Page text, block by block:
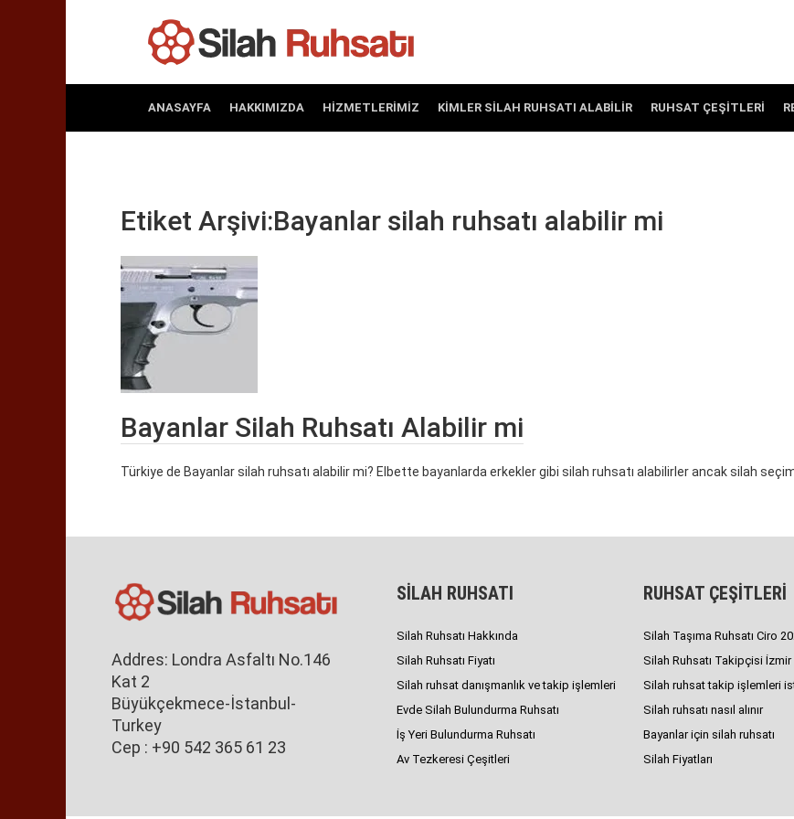
ANASAYFA HAKKIMIZDA HIZMETLERIMIZ KIMLER SILAH RUHSATI ALABILIR RUHSAT ÇEŞITLERI
Etiket Arşivi:Bayanlar silah ruhsatı alabilir mi
Bayanlar Silah Ruhsatı Alabilir mi
Türkiye de Bayanlar silah ruhsatı alabilir mi? Elbette bayanlarda erkekler gibi silah ruhsatı alabilirler ancak silah
Addres: Londra Asfaltı No.146
Kat 2
Büyükçekmece-İstanbul-
Turkey
Cep : +90 542 365 61 23
SİLAH RUHSATI
Silah Ruhsatı Hakkında
Silah Ruhsatı Fiyatı
Silah ruhsat danışmanlık ve takip işlemleri
Evde Silah Bulundurma Ruhsatı
İş Yeri Bulundurma Ruhsatı
Av Tezkeresi Çeşitleri
RUHSAT ÇEŞİTLERİ
Silah Taşıma Ruhsatı Ciro
Silah Ruhsatı Takipçisi İzmir
Silah ruhsat takip işlemleri
Silah ruhsatı nasıl alınır
Bayanlar için silah ruhsatı
Silah Fiyatları